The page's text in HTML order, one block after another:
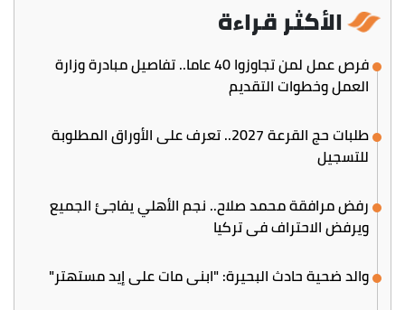
الأكثر قراءة
فرص عمل لمن تجاوزوا 40 عاما.. تفاصيل مبادرة وزارة
العمل وخطوات التقديم
طلبات حج القرعة 2027.. تعرف على الأوراق المطلوبة
للتسجيل
رفض مرافقة محمد صلاح.. نجم الأهلي يفاجئ الجميع
ويرفض الاحتراف في تركيا
والد ضحية حادث البحيرة: "ابني مات على إيد مستهتر"